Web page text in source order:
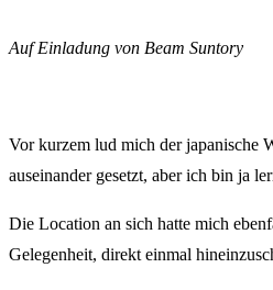
Auf Einladung von Beam Suntory
Vor kurzem lud mich der japanische
auseinander gesetzt, aber ich bin ja
Die Location an sich hatte mich
Gelegenheit, direkt einmal